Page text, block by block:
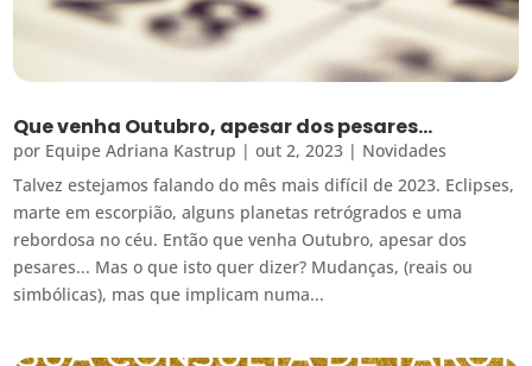
Que venha Outubro, apesar dos pesares…
por Equipe Adriana Kastrup |out 2, 2023 | Novidades
Talvez estejamos falando do mês mais difícil de 2023. Eclipses,
marte em escorpião, alguns planetas retrógrados e uma
rebordosa no céu. Então que venha Outubro, apesar dos
pesares... Mas o que isto quer dizer? Mudanças, (reais ou
simbólicas), mas que implicam numa...